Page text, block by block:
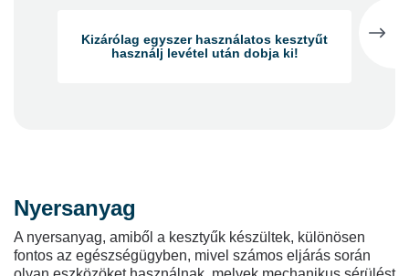
Kizárólag egyszer használatos kesztyűt
használj levétel után dobja ki!
Ne fertőtlenítse a kesztyűket, ez tilos!
Nyersanyag
A nyersanyag, amiből a kesztyűk készültek, különösen
fontos az egészségügyben, mivel számos eljárás során